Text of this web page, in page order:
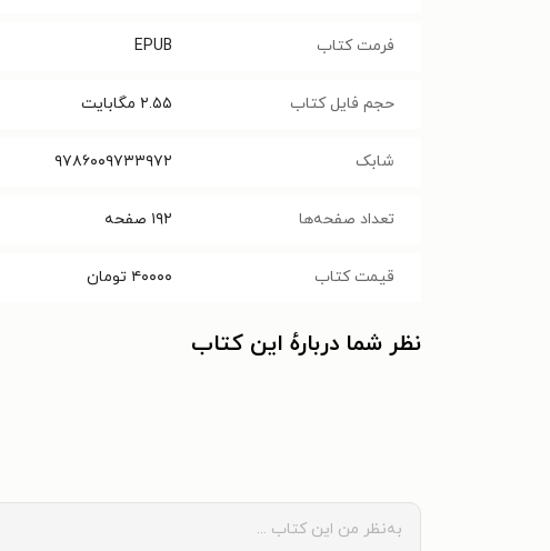
فرمت کتاب EPUB
حجم فایل کتاب ۲.۵۵ مگابایت
شابک ۹۷۸۶۰۰۹۷۳۳۹۷۲
تعداد صفحه‌ها ۱۹۲ صفحه
قیمت کتاب ۴۰۰۰۰ تومان
نظر شما دربارهٔ این کتاب